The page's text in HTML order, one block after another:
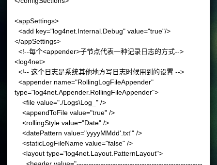
<appSettings>
<add key="log4net.Internal.Debug" value="true"/>
</appSettings>
<!--每个<appender>子节点代表一种记录日志的方式-->
<log4net>
<!-- 这个日志是系统其他地方写日志时候用到的设置 -->
<appender name="RollingLogFileAppender"
type="log4net.Appender.RollingFileAppender">
<file value="./Logs\Log_" />
<appendToFile value="true" />
<rollingStyle value="Date" />
<datePattern value="yyyyMMdd'.txt'" />
<staticLogFileName value="false" />
<layout type="log4net.Layout.PatternLayout">